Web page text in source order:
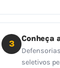
3
Conheça
seletivos